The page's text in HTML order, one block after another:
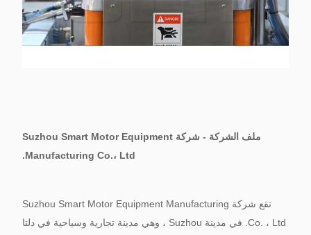
ملف الشركة - شركة Suzhou Smart Motor Equipment
Manufacturing Co.، Ltd.
تقع شركة Suzhou Smart Motor Equipment Manufacturing
Co. ، Ltd. في مدينة Suzhou ، وهي مدينة تجارية وسياحية في دلتا